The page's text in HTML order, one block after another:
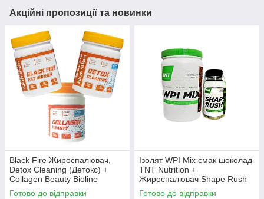
Акційні пропозиції та новинки
Black Fire Жироспалювач,
Detox Cleaning (Детокс) +
Collagen Beauty Bioline
Nutrition
Готово до відправки
Ізолят WPI Mix смак шоколад
TNT Nutrition +
Жироспалювач Shape Rush
Готово до відправки